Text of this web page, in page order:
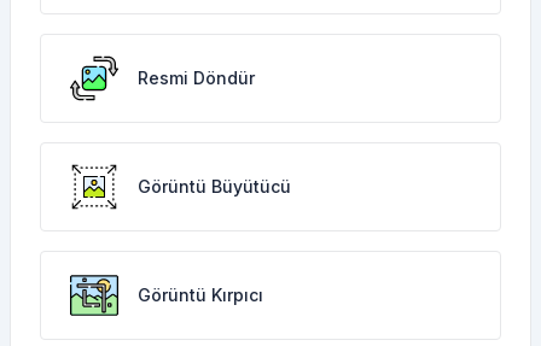
Resmi Döndür
Görüntü Büyütücü
Görüntü Kırpıcı